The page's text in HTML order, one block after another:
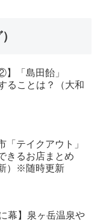
】「島田飴」
ることは？（大和
「テイクアウト」
きるお店まとめ
）※随時更新
幕】泉ヶ岳温泉や